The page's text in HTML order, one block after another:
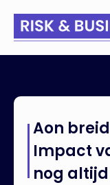
cyberrisico’s wordt
Aon
Impact
nog